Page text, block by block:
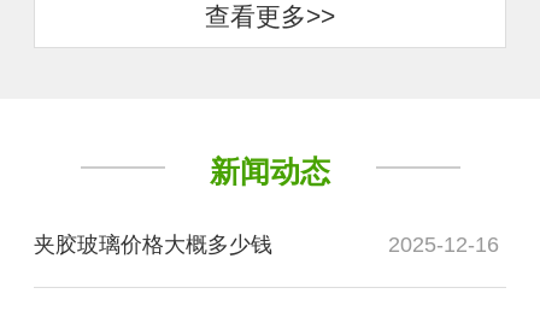
查看更多>>
新闻动态
夹胶玻璃价格大概多少钱 2025-12-16